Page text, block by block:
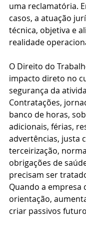
uma reclamatória.
casos, a atuação
técnica, objetiva e
realidade
O Direito do
impacto direto no
segurança da
Contratações,
banco de horas,
adicionais, férias,
advertências, justa
terceirização,
obrigações de
precisam ser
Quando a empresa
orientação,
criar passivos